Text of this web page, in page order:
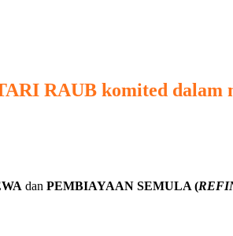
RAUB komited dalam
dan PEMBIAYAAN SEMULA (